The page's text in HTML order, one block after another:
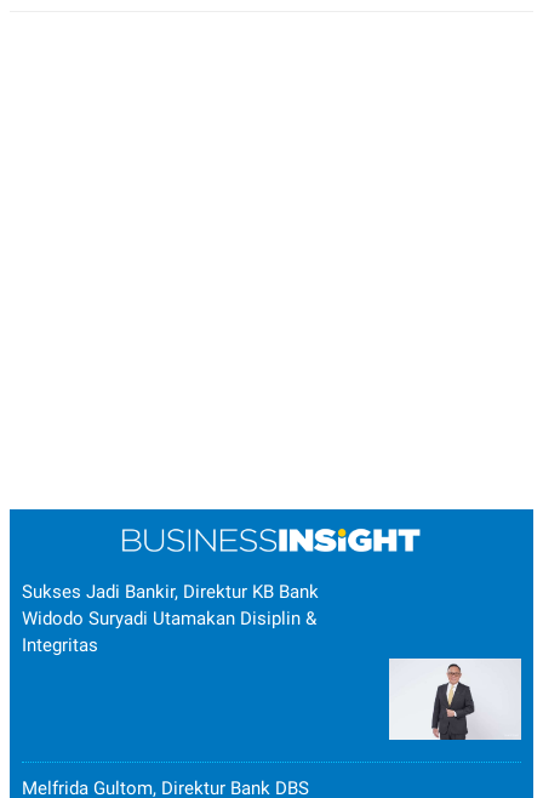
Sukses Jadi Bankir, Direktur KB Bank
Widodo Suryadi Utamakan Disiplin &
Integritas
Melfrida Gultom, Direktur Bank DBS